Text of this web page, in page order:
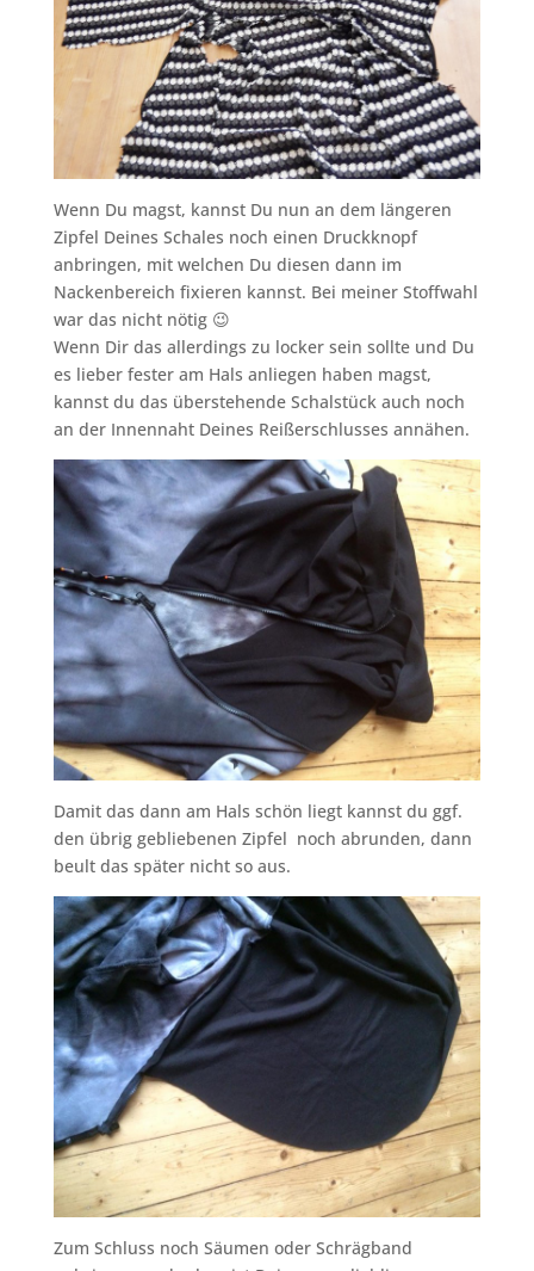
Wenn Du magst, kannst Du nun an dem längeren
Zipfel Deines Schales noch einen Druckknopf
anbringen, mit welchen Du diesen dann im
Nackenbereich fixieren kannst. Bei meiner Stoffwahl
war das nicht nötig 😉
Wenn Dir das allerdings zu locker sein sollte und Du
es lieber fester am Hals anliegen haben magst,
kannst du das überstehende Schalstück auch noch
an der Innennaht Deines Reißerschlusses annähen.
Damit das dann am Hals schön liegt kannst du ggf.
den übrig gebliebenen Zipfel noch abrunden, dann
beult das später nicht so aus.
Zum Schluss noch Säumen oder Schrägband